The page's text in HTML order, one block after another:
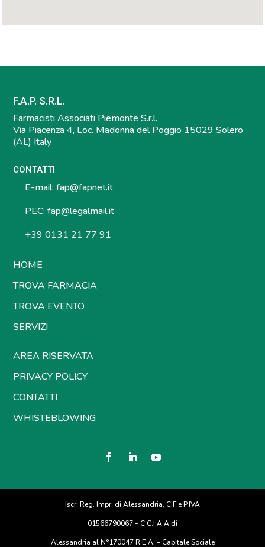
F.A.P. S.R.L.
Farmacisti Associati Piemonte S.r.l.
Via Piacenza 4, Loc. Madonna del Poggio 15029 Solero
(AL) Italy
CONTATTI
E-mail: fap@fapnet.it
PEC: fap@legalmail.it
+39 0131 21 77 91
HOME
TROVA FARMACIA
TROVA EVENTO
SERVIZI
AREA RISERVATA
PRIVACY POLICY
CONTATTI
WHISTEBLOWING
Iscr. Reg. Impr. di Alessandria, C.F.e P.IVA
01566790067 – C.C.I.A.A.di
Alessandria al N°170047 R.E.A. – Capitale Sociale